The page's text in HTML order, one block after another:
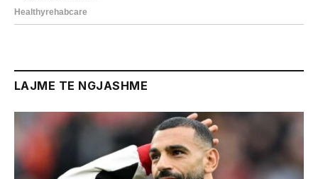
LAJME TE NGJASHME